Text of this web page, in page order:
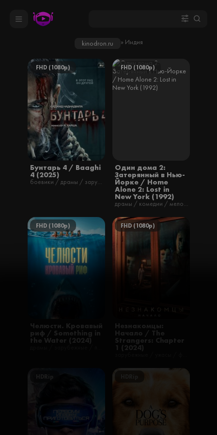
kinodron.ru » Индия
Бунтарь 4 / Baaghi
4 (2025)
FHD (1080p)
боевики / драмы / зарубежные / триллеры / фильмы
Один дома 2:
Затерянный в Нью-
Йорке / Home
Alone 2: Lost in
New York (1992)
FHD (1080p)
драмы / комедии / мелодрамы / фильмы
Челюсти. Кровавый
риф / Something in
the Water (2024)
FHD (1080p)
Незнакомцы:
Начало / The
Strangers: Chapter
1 (2024)
FHD (1080p)